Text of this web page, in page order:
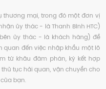
thương mại, trong đó một đơn vị
ủy thác - là Thanh Bình HTC)
ủy thác - là khách hàng) để
quan đến việc nhập khẩu một lô
từ khâu đàm phán, ký kết hợp
tục hải quan, vận chuyển cho
bạn.